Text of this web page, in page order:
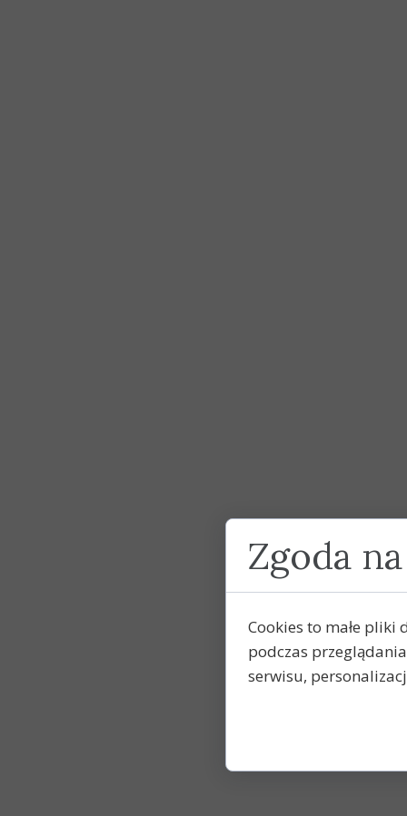
Zgoda
Cookies to małe pliki
podczas
serwisu,